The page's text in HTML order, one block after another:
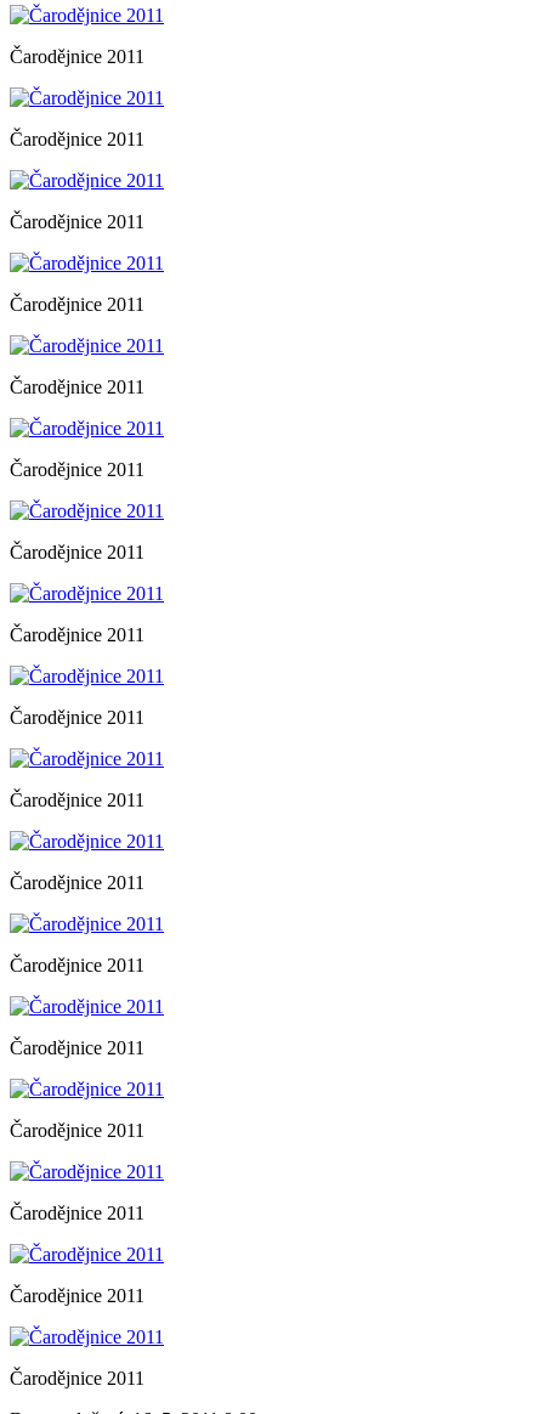
Čarodějnice 2011
Čarodějnice 2011
Čarodějnice 2011
Čarodějnice 2011
Čarodějnice 2011
Čarodějnice 2011
Čarodějnice 2011
Čarodějnice 2011
Čarodějnice 2011
Čarodějnice 2011
Čarodějnice 2011
Čarodějnice 2011
Čarodějnice 2011
Čarodějnice 2011
Čarodějnice 2011
Čarodějnice 2011
Čarodějnice 2011